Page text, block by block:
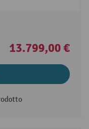
13.799,00 €